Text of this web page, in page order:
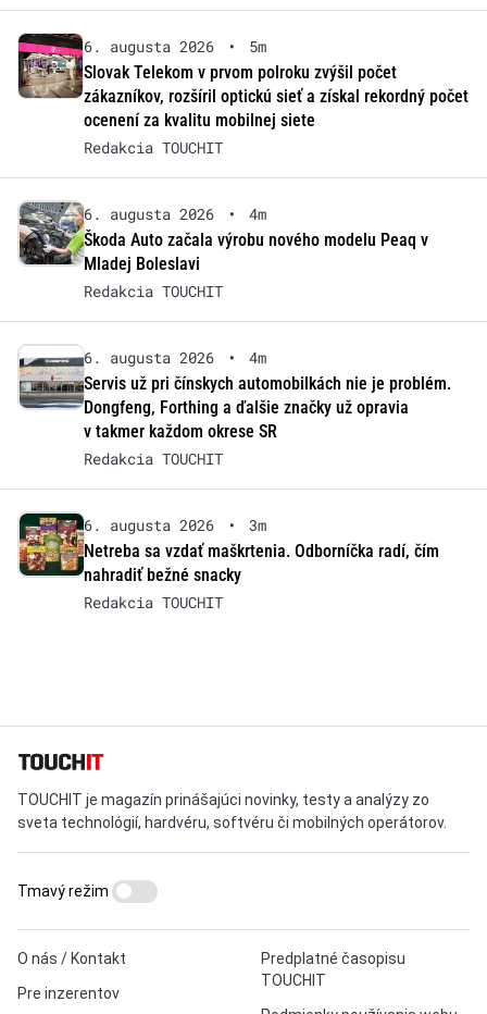
6. augusta 2026 •
5m
Slovak Telekom v prvom polroku zvýšil počet
zákazníkov, rozšíril optickú sieť a získal rekordný počet
ocenení za kvalitu mobilnej siete
Redakcia TOUCHIT
6. augusta 2026 •
4m
Škoda Auto začala výrobu nového modelu Peaq v
Mladej Boleslavi
Redakcia TOUCHIT
6. augusta 2026 •
4m
Servis už pri čínskych automobilkách nie je problém.
Dongfeng, Forthing a ďalšie značky už opravia
v takmer každom okrese SR
Redakcia TOUCHIT
6. augusta 2026 •
3m
Netreba sa vzdať maškrtenia. Odborníčka radí, čím
nahradiť bežné snacky
Redakcia TOUCHIT
TOUCHIT je magazín prinášajúci novinky, testy a analýzy zo
sveta technológií, hardvéru, softvéru či mobilných operátorov.
O nás / Kontakt
Pre inzerentov
Predplatné časopisu
TOUCHIT
Tmavý režim